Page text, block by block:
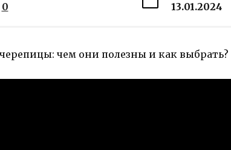
0 13.01.2024